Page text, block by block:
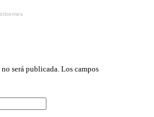
será publicada. Los campos